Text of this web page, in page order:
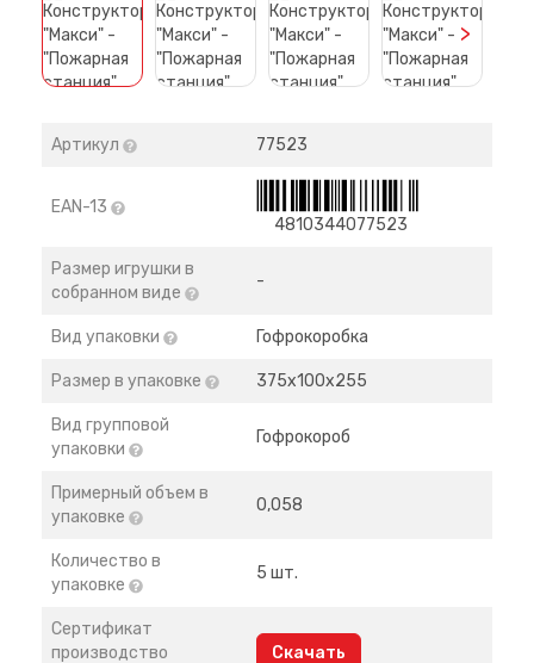
>
Артикул 77523
EAN-13
4810344077523
Размер игрушки в
собранном виде
-
Вид упаковки Гофрокоробка
Размер в упаковке 375х100х255
Вид групповой
упаковки
Гофрокороб
Примерный объем в
упаковке
0,058
Количество в
упаковке
5 шт.
Сертификат
производство
Скачать